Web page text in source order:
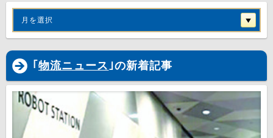
月を選択
｢ 物流ニュース｣の新着記事